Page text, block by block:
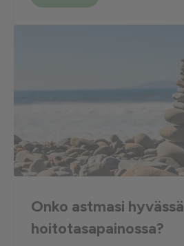
Onko astmasi hyvässä
hoitotasapainossa?